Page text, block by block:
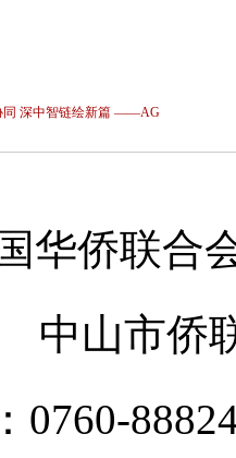
同 深中智链绘新篇 ——AG
华侨联合
中山市侨
0760-